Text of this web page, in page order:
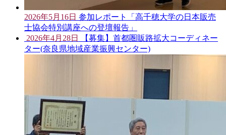
2026年5月16日 参加レポート「高千穂大学の日本販売
士協会特別講座への登壇報告」
2026年4月28日
【募集】首都圏販路拡大コーディネー
ター(奈良県地域産業振興センター)